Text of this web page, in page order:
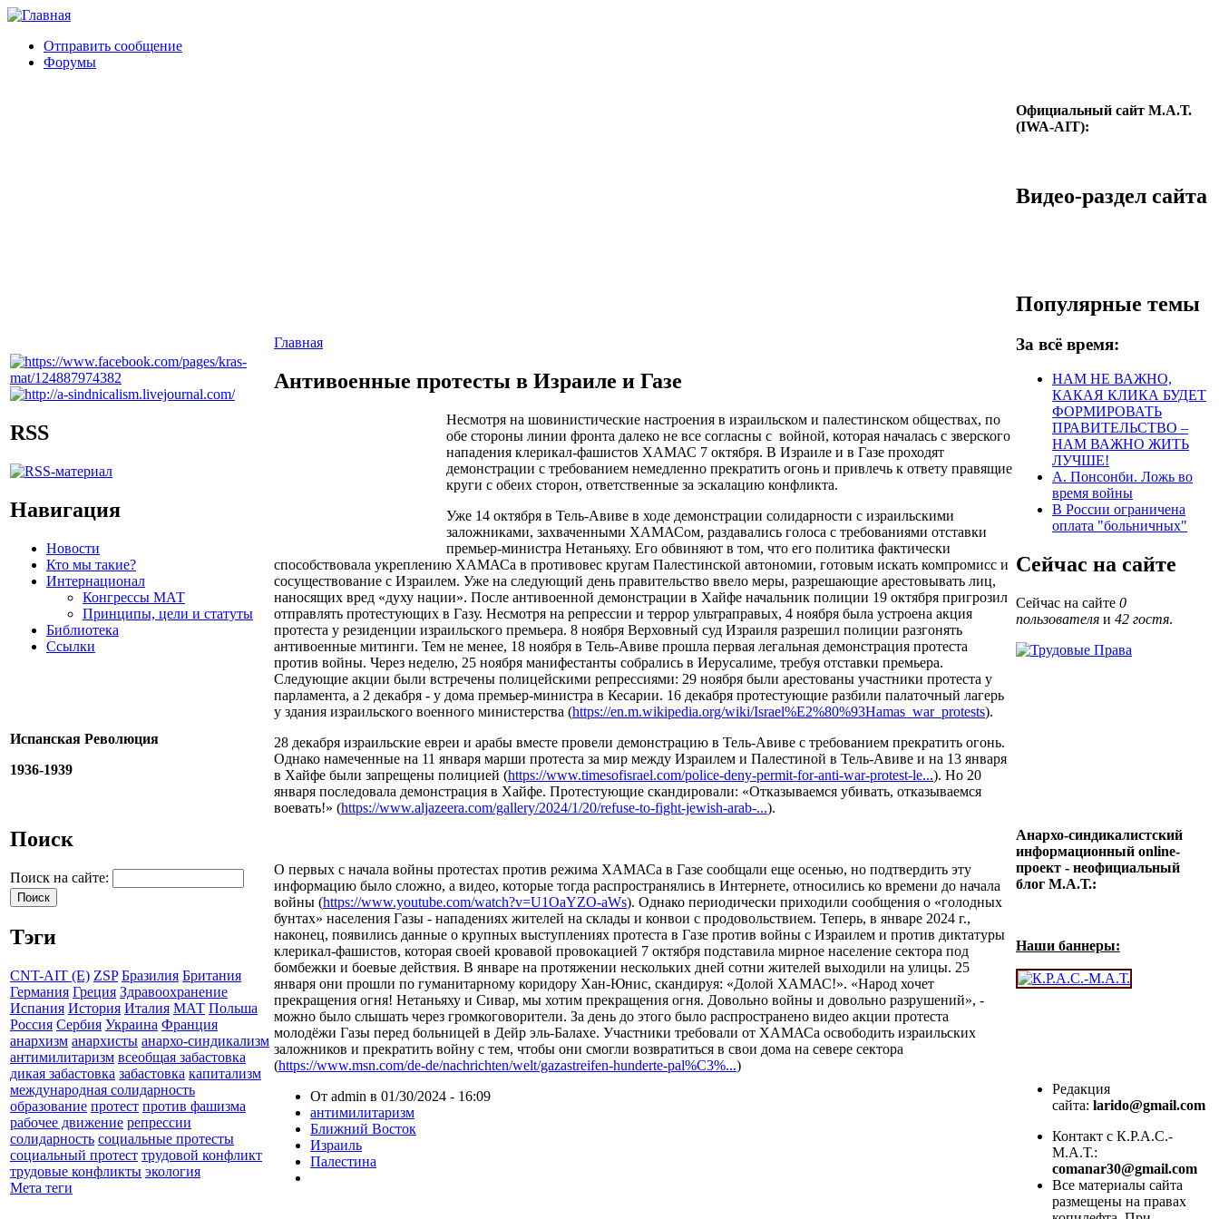
Отправить сообщение
Форумы
RSS
Навигация
Новости
Кто мы такие?
Интернационал
Конгрессы МАТ
Принципы, цели и статуты
Библиотека
Ссылки
Испанская Революция
1936-1939
Поиск
Поиск на сайте:
Тэги
CNT-AIT (E) ZSP Бразилия Британия
Германия Греция Здравоохранение
Испания История Италия МАТ Польша
Россия Сербия Украина Франция
анархизм анархисты анархо-синдикализм
антимилитаризм всеобщая забастовка
дикая забастовка забастовка капитализм
международная солидарность
образование протест против фашизма
рабочее движение репрессии
солидарность социальные протесты
социальный протест трудовой конфликт
трудовые конфликты экология
Мета теги
Главная
Антивоенные протесты в Израиле и Газе
Несмотря на шовинистические настроения в израильском и палестинском обществах, по
обе стороны линии фронта далеко не все согласны с войной, которая началась с зверского
нападения клерикал-фашистов ХАМАС 7 октября. В Израиле и в Газе проходят
демонстрации с требованием немедленно прекратить огонь и привлечь к ответу правящие
круги с обеих сторон, ответственные за эскалацию конфликта.
Уже 14 октября в Тель-Авиве в ходе демонстрации солидарности с израильскими
заложниками, захваченными ХАМАСом, раздавались голоса с требованиями отставки
премьер-министра Нетаньяху. Его обвиняют в том, что его политика фактически
способствовала укреплению ХАМАСа в противовес кругам Палестинской автономии, готовым искать компромисс и
сосуществование с Израилем. Уже на следующий день правительство ввело меры, разрешающие арестовывать лиц,
наносящих вред «духу нации». После антивоенной демонстрации в Хайфе начальник полиции 19 октября пригрозил
отправлять протестующих в Газу. Несмотря на репрессии и террор ультраправых, 4 ноября была устроена акция
протеста у резиденции израильского премьера. 8 ноября Верховный суд Израиля разрешил полиции разгонять
антивоенные митинги. Тем не менее, 18 ноября в Тель-Авиве прошла первая легальная демонстрация протеста
против войны. Через неделю, 25 ноября манифестанты собрались в Иерусалиме, требуя отставки премьера.
Следующие акции были встречены полицейскими репрессиями: 29 ноября были арестованы участники протеста у
парламента, а 2 декабря ­- у дома премьер-министра в Кесарии. 16 декабря протестующие разбили палаточный лагерь
у здания израильского военного министерства (https://en.m.wikipedia.org/wiki/Israel%E2%80%93Hamas_war_protests).
28 декабря израильские евреи и арабы вместе провели демонстрацию в Тель-Авиве с требованием прекратить огонь.
Однако намеченные на 11 января марши протеста за мир между Израилем и Палестиной в Тель-Авиве и на 13 января
в Хайфе были запрещены полицией (https://www.timesofisrael.com/police-deny-permit-for-anti-war-protest-le...). Но 20
января последовала демонстрация в Хайфе. Протестующие скандировали: «Отказываемся убивать, отказываемся
воевать!» (https://www.aljazeera.com/gallery/2024/1/20/refuse-to-fight-jewish-arab-...).
О первых с начала войны протестах против режима ХАМАСа в Газе сообщали еще осенью, но подтвердить эту
информацию было сложно, а видео, которые тогда распространялись в Интернете, относились ко времени до начала
войны (https://www.youtube.com/watch?v=U1OaYZO-aWs). Однако периодически приходили сообщения о «голодных
бунтах» населения Газы ­- нападениях жителей на склады и конвои с продовольствием. Теперь, в январе 2024 г.,
наконец, появились данные о крупных выступлениях протеста в Газе против войны с Израилем и против диктатуры
клерикал-фашистов, которая своей кровавой провокацией 7 октября подставила мирное население сектора под
бомбежки и боевые действия. В январе на протяжении нескольких дней сотни жителей выходили на улицы. 25
января они прошли по гуманитарному коридору Хан-Юнис, скандируя: «Долой ХАМАС!». «Народ хочет
прекращения огня! Нетаньяху и Сивар, мы хотим прекращения огня. Довольно войны и довольно разрушений», ­-
можно было слышать через громкоговорители. За день до этого было распространено видео акции протеста
молодёжи Газы перед больницей в Дейр эль-Балахе. Участники требовали от ХАМАСа освободить израильских
заложников и прекратить войну с тем, чтобы они смогли возвратиться в свои дома на севере сектора
(https://www.msn.com/de-de/nachrichten/welt/gazastreifen-hunderte-pal%C3%...)
От admin в 01/30/2024 - 16:09
антимилитаризм
Ближний Восток
Израиль
Палестина
Официальный сайт М.А.Т.
(IWA-AIT):
Видео-раздел сайта
Популярные темы
За всё время:
НАМ НЕ ВАЖНО,
КАКАЯ КЛИКА БУДЕТ
ФОРМИРОВАТЬ
ПРАВИТЕЛЬСТВО –
НАМ ВАЖНО ЖИТЬ
ЛУЧШЕ!
А. Понсонби. Ложь во
время войны
В России ограничена
оплата "больничных"
Сейчас на сайте
Сейчас на сайте 0
пользователя и 42 гостя.
Анархо-синдикалистский
информационный online-
проект - неофициальный
блог М.А.Т.:
Наши баннеры:
Редакция
сайта: larido@gmail.com
Контакт с К.Р.А.С.-
М.А.Т.:
comanar30@gmail.com
Все материалы сайта
размещены на правах